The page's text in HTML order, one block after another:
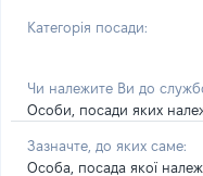
Категорія посади:
Чи належите Ви до
Особи, посади яких
Зазначте, до яких саме:
Особа, посада якої